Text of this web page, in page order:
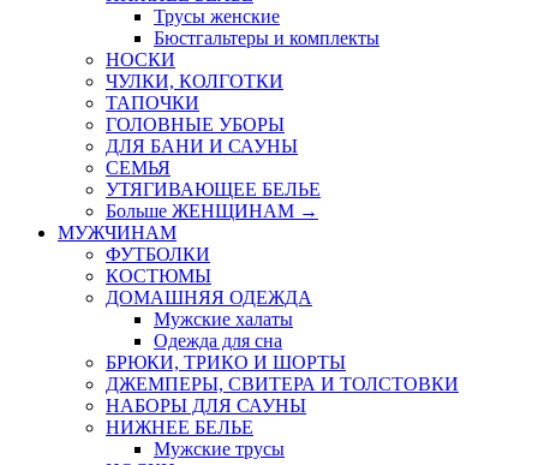
Трусы женские
Бюстгальтеры и комплекты
НОСКИ
ЧУЛКИ, КОЛГОТКИ
ТАПОЧКИ
ГОЛОВНЫЕ УБОРЫ
ДЛЯ БАНИ И САУНЫ
СЕМЬЯ
УТЯГИВАЮЩЕЕ БЕЛЬЕ
Больше ЖЕНЩИНАМ →
МУЖЧИНАМ
ФУТБОЛКИ
КОСТЮМЫ
ДОМАШНЯЯ ОДЕЖДА
Мужские халаты
Одежда для сна
БРЮКИ, ТРИКО И ШОРТЫ
ДЖЕМПЕРЫ, СВИТЕРА И ТОЛСТОВКИ
НАБОРЫ ДЛЯ САУНЫ
НИЖНЕЕ БЕЛЬЕ
Мужские трусы